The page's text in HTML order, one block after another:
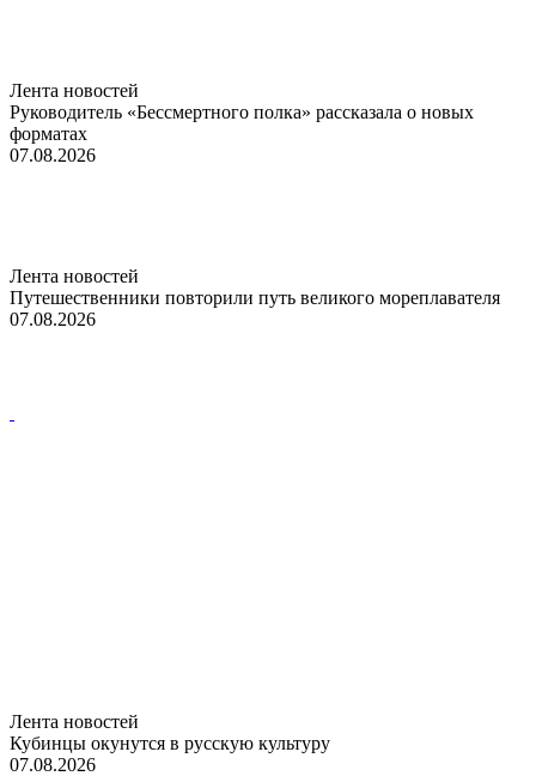
Лента новостей
Руководитель «Бессмертного полка» рассказала о новых
форматах
07.08.2026
Лента новостей
Путешественники повторили путь великого мореплавателя
07.08.2026
Лента новостей
Кубинцы окунутся в русскую культуру
07.08.2026